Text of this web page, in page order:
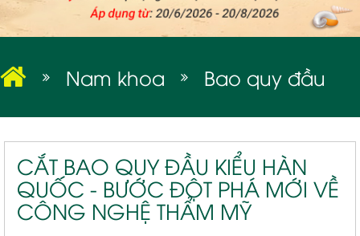
Nam khoa Bao quy đầu
CẮT BAO QUY ĐẦU KIỂU HÀN
QUỐC - BƯỚC ĐỘT PHÁ MỚI VỀ
CÔNG NGHỆ THẨM MỸ